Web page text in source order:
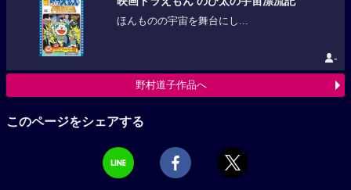
ほんものの宇宙を舞台にし...
-
野村道子作品へ
このページをシェアする